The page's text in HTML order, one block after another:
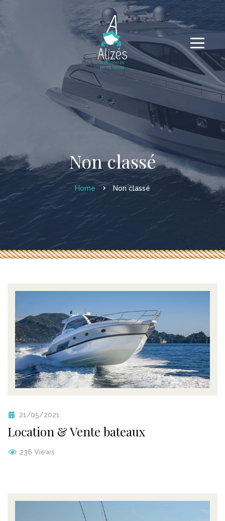
Non classé
Home Non classé
21/05/2021
Location & Vente bateaux
236 Views